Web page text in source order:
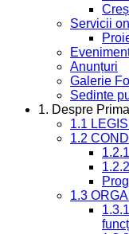
Servicii
Anunțuri
Galerie
Sedinte
1. Despre
1.1
1.2
1.3